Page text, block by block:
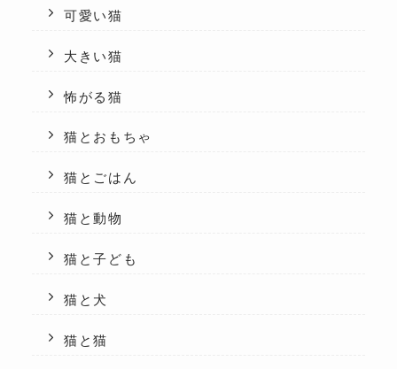
可愛い猫
大きい猫
怖がる猫
猫とおもちゃ
猫とごはん
猫と動物
猫と子ども
猫と犬
猫と猫